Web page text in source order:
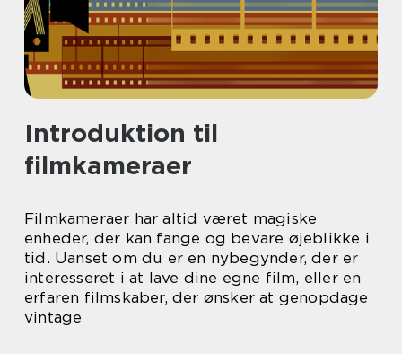
Introduktion til
filmkameraer
Filmkameraer har altid været magiske
enheder, der kan fange og bevare øjeblikke i
tid. Uanset om du er en nybegynder, der er
interesseret i at lave dine egne film, eller en
erfaren filmskaber, der ønsker at genopdage
vintage